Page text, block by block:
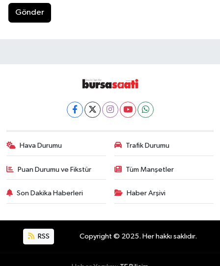
Gönder
Hava Durumu Trafik Durumu
Puan Durumu ve Fikstür Tüm Manşetler
Son Dakika Haberleri Haber Arşivi
RSS Copyright © 2025. Her hakkı saklıdır.